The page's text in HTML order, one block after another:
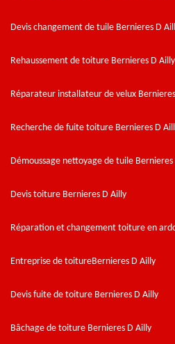
Devis changement de tuile Bernieres D
Rehaussement de toiture Bernieres D Ailly
Réparateur installateur de velux
Recherche de fuite toiture Bernieres D
Démoussage nettoyage de tuile Bernieres
Devis toiture Bernieres D Ailly
Réparation et changement toiture en
Entreprise de toitureBernieres D Ailly
Devis fuite de toiture Bernieres D Ailly
Bâchage de toiture Bernieres D Ailly